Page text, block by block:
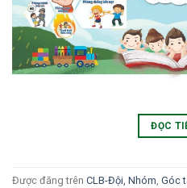
ĐỌC
Được đăng trên CLB-Đội, Nhóm, Góc